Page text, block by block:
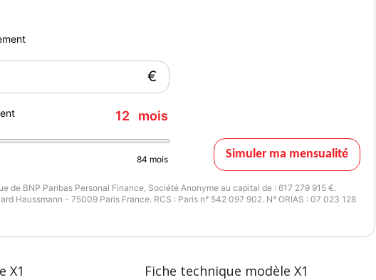
Omission sigle, Pack Evasion, Pack Evasion si Pack Ultimate, Pack Ultimate,
(3 ans), Prise de courant 12V supplémentaire, Tissu Hexagon/Similicuir
mois
Puissance réelle
€
12 mois
84 mois Simuler ma mensualité
de BNP Paribas Personal Finance, Société Anonyme au capital de : 617 279 915 €.
Haussmann - 75009 Paris France. RCS : Paris n° 542 097 902. N° ORIAS : 07 023 128
X1 Fiche technique modèle X1